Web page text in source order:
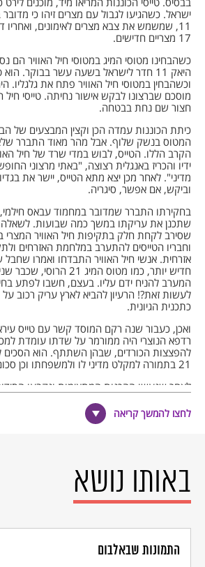
ישראל. כשהגיעו לגבול עם מצרים זיהו כי
11, שמשמש את צבא מצרים לאימונים, ואחריו
17 מצריים חדישים.
כשהבחינו מטוסי המיג במטוסי חיל האוויר הם
היאק 11 חדר לישראל בשעה עשר בבוקר.
וכשהבחין במטוסי חיל האוויר פתח את גלגליו.
מוסכם שברצונו לבקש אישור נחיתה. טייסי חיל
חצור שם נחת בבטחה.
כיתת הכוננות עמדה הכן וקצין המבצעים של
המטוס בנשק שלוף. אבל מהר מאוד התברר
הקרב הללו. הטייס, לבוש במדי שרד של חיל
ידיו והכריז באנגלית רצוצה, "באתי מרצוני
מדיני". לאחר מכן יצא מתא הטייס, יישר את
וביקש, אם אפשר, סיגריה.
שתכנן את עריקתו במשך כמה שבועות.
שסירב לקחת חלק בתקיפות חיל האוויר המצרי
וחבריו הטייסים להתערב במלחמת האזרחים
אזרחית. אנשי חיל האוויר התבדחו ואמרו
חדיש יותר, כמו מטוס המיג
המערב להניח ידם עליו. בעצם, חשבו לפתע
כתכנית הגיונית.
ואכן, כעבור שנה רקם המוסד קשר עם טייס
רדפא הנוצרי היה ממורמר על שדתו עומדת
להפצצות הכורדים, שבהן השתתף. הוא הסכים
21 בתמורה למקלט מדיני לו ולמשפחתו וכן סכום כסף מכובד.
לאחר שנעשו ההכנות המתאימות ונקבעו
חילמי, המיג, שנחת אף הוא בבסיס חיל האוויר
לאטרקציה בינלאומית. משלחות מחילות האוויר
גם בחיל האוויר הישראלי שמחו עד מאוד
רדפא סייע לטייסי חיל האוויר ללמוד את צפונות
שבדיעבד השיעור שקיבלו על המטוס היה אחד
במלחמת ששת הימים, שנה לאחר מכן.
"עקרון האיכות – פירושו הגברה מכסימלית
העיקרי שלנו – חיל האוויר. אנחנו מוגבלים
ובכל שנה אנו חייבים לבדוק מהו המכסימום
לחצו להמשך קריאה
באותו נושא
התמונות שבאלבום